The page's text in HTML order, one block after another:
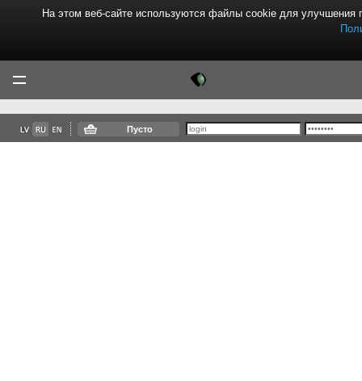
Menu
Пусто
На этом веб-сайте используются файлы cookie для улучшения